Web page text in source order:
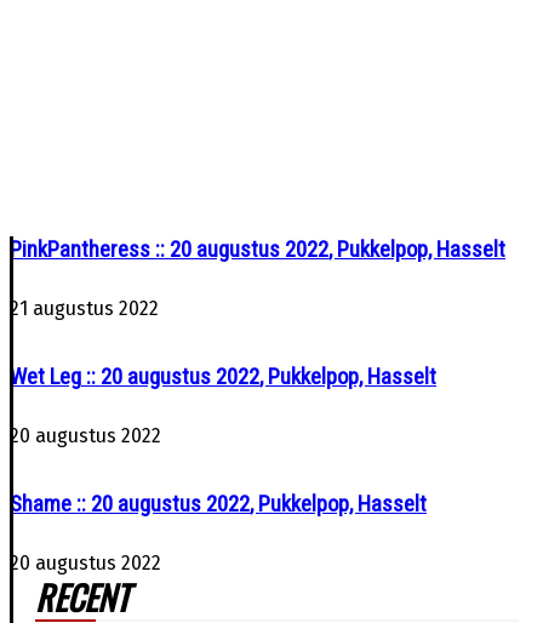
PinkPantheress 20 augustus 2022 Pukkelpop, Hasselt
21 augustus 2022
Wet Leg 20 augustus 2022 Pukkelpop, Hasselt
20 augustus 2022
Shame 20 augustus 2022 Pukkelpop, Hasselt
20 augustus 2022
RECENT